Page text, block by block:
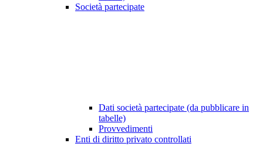
Società partecipate
Dati società partecipate (da pubblicare in
tabelle)
Provvedimenti
Enti di diritto privato controllati